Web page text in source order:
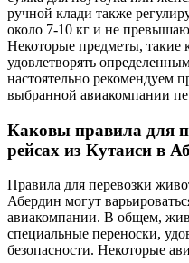
ручной клади также
около 7-10 кг и не
Некоторые предметы, такие
удовлетворять
настоятельно рекомендуем
выбранной авиакомпании
Каковы правила для
рейсах из Кутаиси в
Правила для перевозки
Абердин могут
авиакомпании. В общем,
специальные переноски,
безопасности. Некоторые